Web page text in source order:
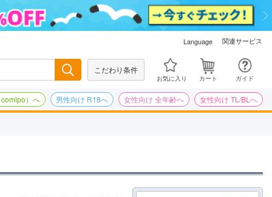
Language 関連サービス
こだわり条件
お気に入り カート ガイド
）へ 男性向け R18へ 女性向け 全年齢へ 女性向け TL/BLへ